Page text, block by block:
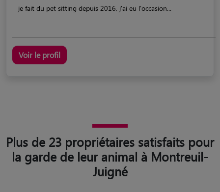
je fait du pet sitting depuis 2016, j'ai eu l'occasion...
Voir le profil
Plus de 23 propriétaires satisfaits pour
la garde de leur animal à Montreuil-
Juigné